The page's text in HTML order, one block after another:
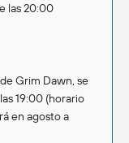
las 20:00
Grim Dawn, se
19:00 (horario
en agosto a